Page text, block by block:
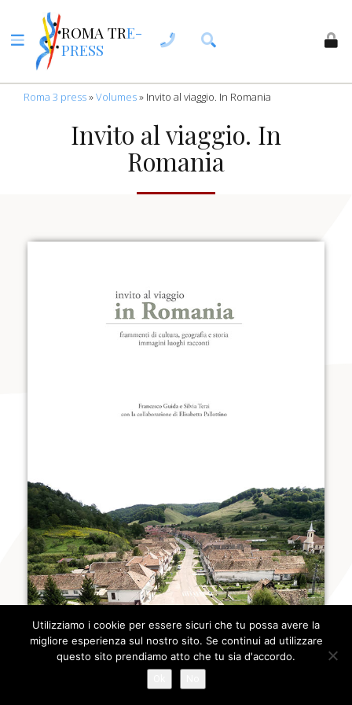
ROMA TRE-
PRESS
Roma 3 press»Volumes» Invito al viaggio. In Romania
Invito al viaggio. In
Romania
A CURA DI:SILVIA TERZI
Utilizziamo i cookie per essere sicuri che tu possa avere la
migliore esperienza sul nostro sito. Se continui ad utilizzare
questo sito prendiamo atto che tu sia d'accordo.